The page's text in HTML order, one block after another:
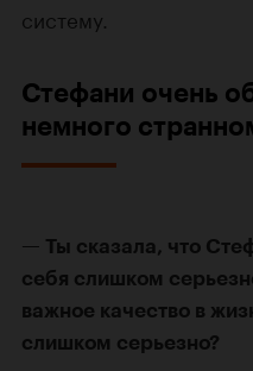
систему.
Стефани очень
немного
Ты сказала, что
себя слишком
важное качество в
слишком серьезно?